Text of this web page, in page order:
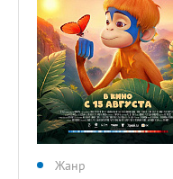
Жанр